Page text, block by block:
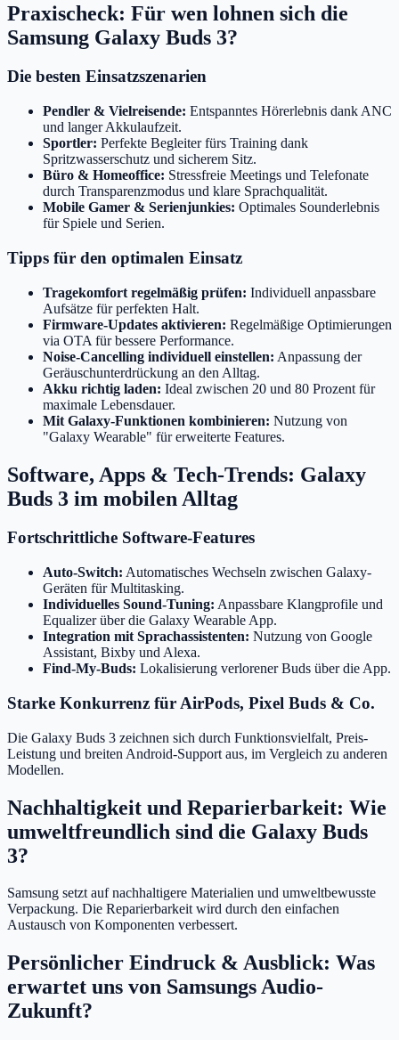
Praxischeck: Für wen lohnen sich die
Samsung Galaxy Buds 3?
Die besten Einsatzszenarien
Pendler & Vielreisende: Entspanntes Hörerlebnis dank ANC
und langer Akkulaufzeit.
Sportler: Perfekte Begleiter fürs Training dank
Spritzwasserschutz und sicherem Sitz.
Büro & Homeoffice: Stressfreie Meetings und Telefonate
durch Transparenzmodus und klare Sprachqualität.
Mobile Gamer & Serienjunkies: Optimales Sounderlebnis
für Spiele und Serien.
Tipps für den optimalen Einsatz
Tragekomfort regelmäßig prüfen: Individuell anpassbare
Aufsätze für perfekten Halt.
Firmware-Updates aktivieren: Regelmäßige Optimierungen
via OTA für bessere Performance.
Noise-Cancelling individuell einstellen: Anpassung der
Geräuschunterdrückung an den Alltag.
Akku richtig laden: Ideal zwischen 20 und 80 Prozent für
maximale Lebensdauer.
Mit Galaxy-Funktionen kombinieren: Nutzung von
"Galaxy Wearable" für erweiterte Features.
Software, Apps & Tech-Trends: Galaxy
Buds 3 im mobilen Alltag
Fortschrittliche Software-Features
Auto-Switch: Automatisches Wechseln zwischen Galaxy-
Geräten für Multitasking.
Individuelles Sound-Tuning: Anpassbare Klangprofile und
Equalizer über die Galaxy Wearable App.
Integration mit Sprachassistenten: Nutzung von Google
Assistant, Bixby und Alexa.
Find-My-Buds: Lokalisierung verlorener Buds über die App.
Starke Konkurrenz für AirPods, Pixel Buds & Co.
Die Galaxy Buds 3 zeichnen sich durch Funktionsvielfalt, Preis-
Leistung und breiten Android-Support aus, im Vergleich zu anderen
Modellen.
Nachhaltigkeit und Reparierbarkeit: Wie
umweltfreundlich sind die Galaxy Buds
3?
Samsung setzt auf nachhaltigere Materialien und umweltbewusste
Verpackung. Die Reparierbarkeit wird durch den einfachen
Austausch von Komponenten verbessert.
Persönlicher Eindruck & Ausblick: Was
erwartet uns von Samsungs Audio-
Zukunft?